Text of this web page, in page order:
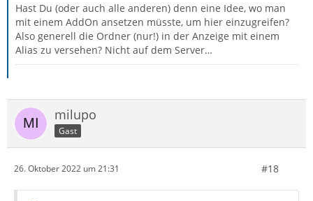
Hast Du (oder auch alle anderen) denn eine Idee, wo man
mit einem AddOn ansetzen müsste, um hier einzugreifen?
Also generell die Ordner (nur!) in der Anzeige mit einem
Alias zu versehen? Nicht auf dem Server…
milupo
Gast
26. Oktober 2022 um 21:31 #18